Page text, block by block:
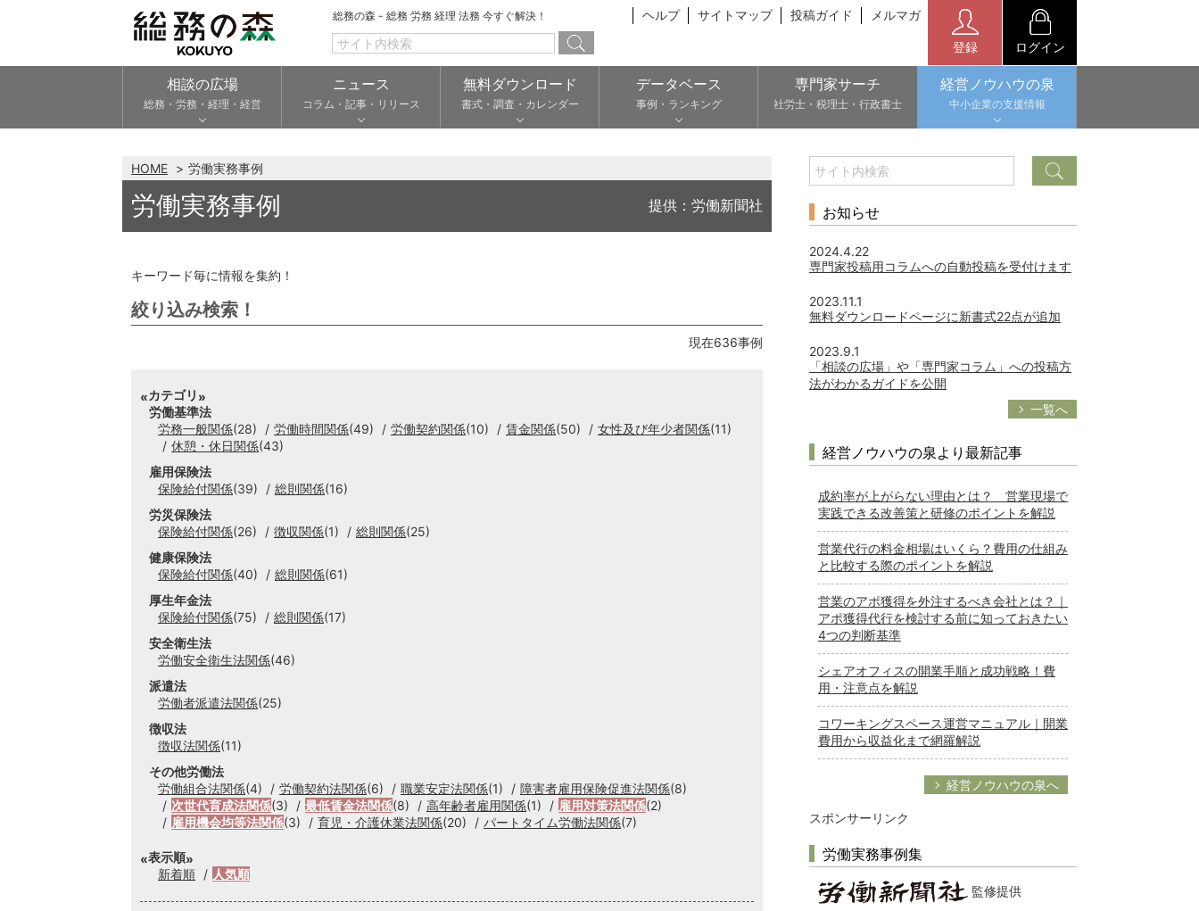
総務の森 - 総務 労務 経理 法務 今すぐ解決！ ヘルプ サイトマップ 投稿ガイド メルマガ
登録 ログイン
相談の広場
総務・労務・経理・経営
ニュース
コラム・記事・リリース
無料ダウンロード
書式・調査・カレンダー
データベース
事例・ランキング
専門家サーチ
社労士・税理士・行政書士
経営ノウハウの泉
中小企業の支援情報
HOME 労働実務事例
労働実務事例 提供：労働新聞社
キーワード毎に情報を集約！
絞り込み検索！
現在636事例
カテゴリ
労働基準法
労務一般関係(28) 労働時間関係(49) 労働契約関係(10) 賃金関係(50) 女性及び年少者関係(11)
休憩・休日関係(43)
雇用保険法
保険給付関係(39) 総則関係(16)
労災保険法
保険給付関係(26) 徴収関係(1) 総則関係(25)
健康保険法
保険給付関係(40) 総則関係(61)
厚生年金法
保険給付関係(75) 総則関係(17)
安全衛生法
労働安全衛生法関係(46)
派遣法
労働者派遣法関係(25)
徴収法
徴収法関係(11)
その他労働法
労働組合法関係(4) 労働契約法関係(6) 職業安定法関係(1) 障害者雇用保険促進法関係(8)
次世代育成法関係(3) 最低賃金法関係(8) 高年齢者雇用関係(1) 雇用対策法関係(2)
雇用機会均等法関係(3) 育児・介護休業法関係(20) パートタイム労働法関係(7)
表示順
新着順
人気順
お知らせ
2024.4.22
専門家投稿用コラムへの自動投稿を受付けます
2023.11.1
無料ダウンロードページに新書式22点が追加
2023.9.1
「相談の広場」や「専門家コラム」への投稿方
法がわかるガイドを公開
一覧へ
経営ノウハウの泉より最新記事
成約率が上がらない理由とは？ 営業現場で
実践できる改善策と研修のポイントを解説
営業代行の料金相場はいくら？費用の仕組み
と比較する際のポイントを解説
営業のアポ獲得を外注するべき会社とは？｜
アポ獲得代行を検討する前に知っておきたい
4つの判断基準
シェアオフィスの開業手順と成功戦略！費
用・注意点を解説
コワーキングスペース運営マニュアル｜開業
費用から収益化まで網羅解説
経営ノウハウの泉へ
スポンサーリンク
労働実務事例集
監修提供